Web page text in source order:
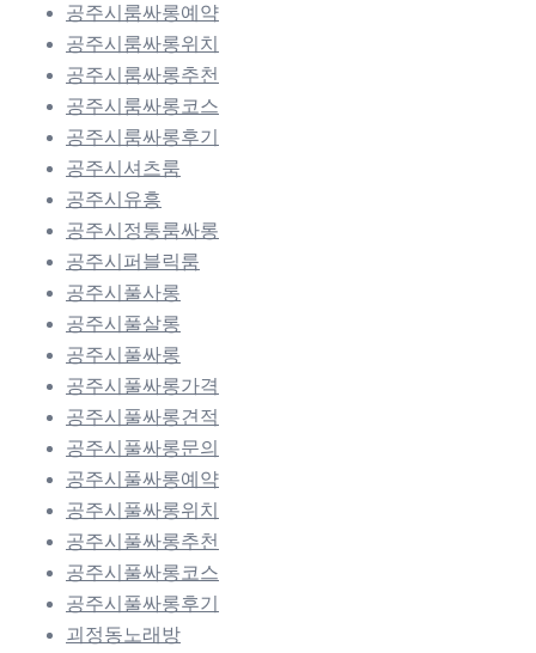
공주시룸싸롱예약
공주시룸싸롱위치
공주시룸싸롱추천
공주시룸싸롱코스
공주시룸싸롱후기
공주시셔츠룸
공주시유흥
공주시정통룸싸롱
공주시퍼블릭룸
공주시풀사롱
공주시풀살롱
공주시풀싸롱
공주시풀싸롱가격
공주시풀싸롱견적
공주시풀싸롱문의
공주시풀싸롱예약
공주시풀싸롱위치
공주시풀싸롱추천
공주시풀싸롱코스
공주시풀싸롱후기
괴정동노래방